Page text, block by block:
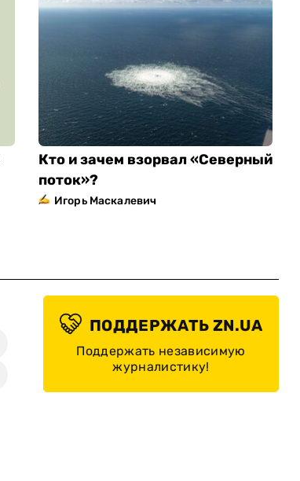
Кто и зачем взорвал «Северный
поток»?
Игорь Маскалевич
ПОДДЕРЖАТЬ ZN.UA
Поддержать независимую
журналистику!